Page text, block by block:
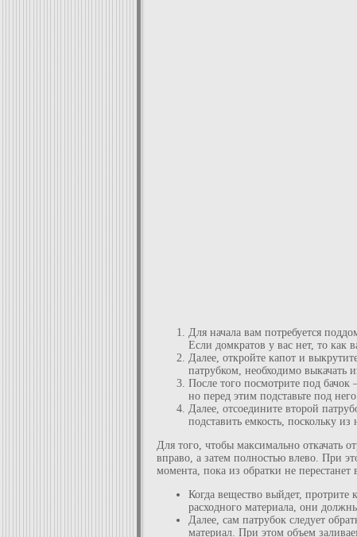
Для начала вам потребуется
Если домкратов у вас нет, то как
Далее, откройте капот и
патрубком, необходимо выкачать
После того посмотрите под
но перед этим подставьте под
Далее, отсоедините второй
подставить емкость, поскольку из
Для того, чтобы максимально откачать
вправо, а затем полностью влево. При
момента, пока из обратки не перестанет
Когда вещество выйдет, протрите
расходного материала, они
Далее, сам патрубок следует
материал. При этом объем